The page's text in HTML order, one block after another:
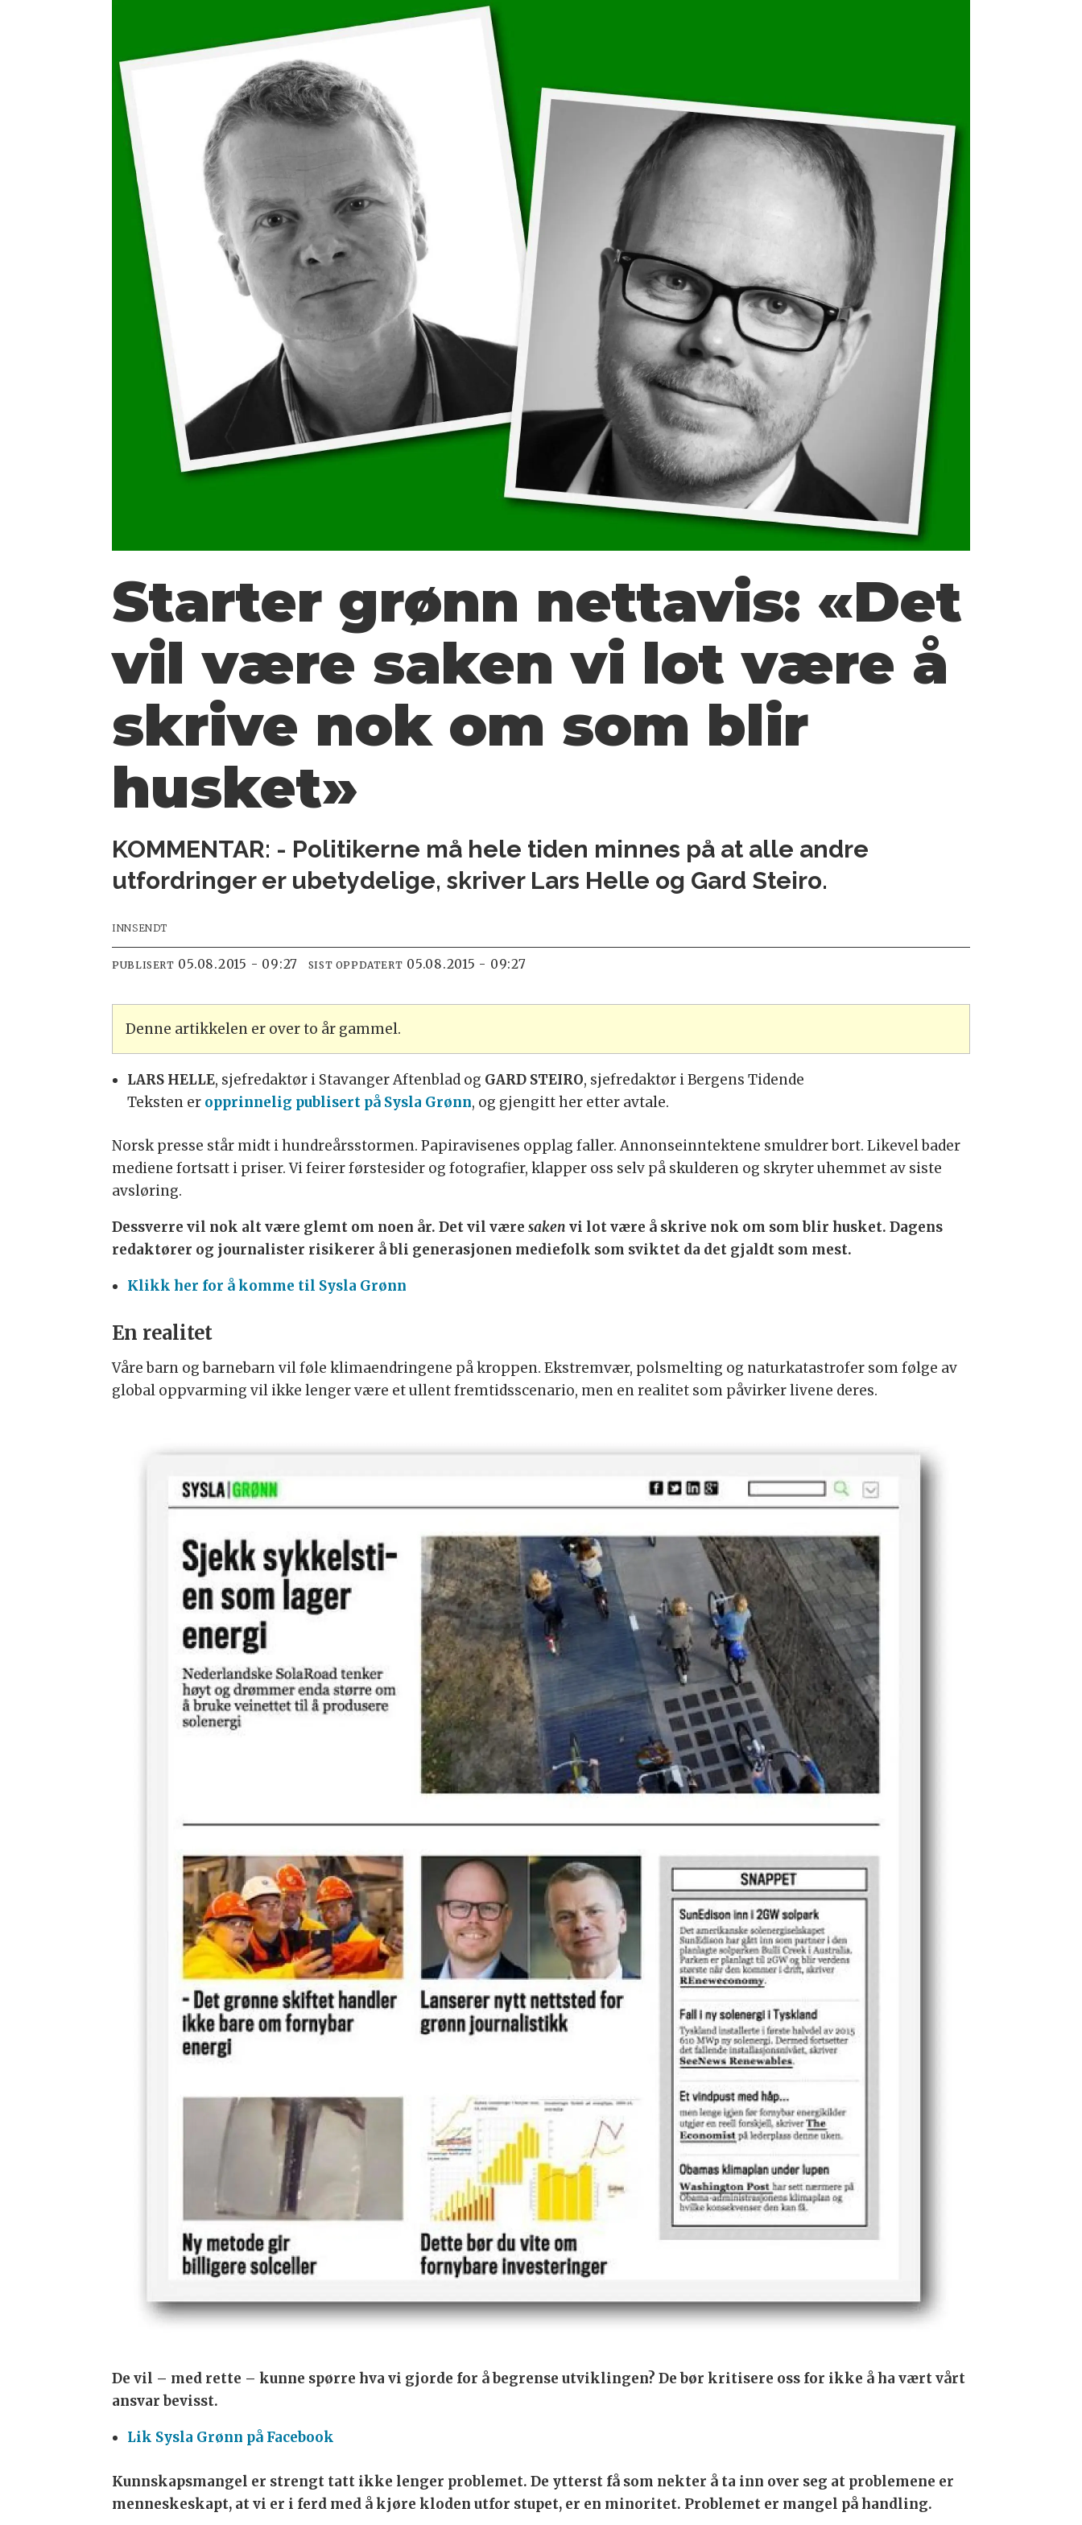
Starter grønn nettavis: «Det
vil være saken vi lot være å
skrive nok om som blir
husket»
KOMMENTAR: - Politikerne må hele tiden minnes på at alle andre
utfordringer er ubetydelige, skriver Lars Helle og Gard Steiro.
INNSENDT
PUBLISERT 05.08.2015 - 09:27 SIST OPPDATERT 05.08.2015 - 09:27
Denne artikkelen er over to år gammel.
LARS HELLE, sjefredaktør i Stavanger Aftenblad og GARD STEIRO, sjefredaktør i Bergens Tidende
Teksten er opprinnelig publisert på Sysla Grønn, og gjengitt her etter avtale.
Norsk presse står midt i hundreårsstormen. Papiravisenes opplag faller. Annonseinntektene smuldrer bort. Likevel bader
mediene fortsatt i priser. Vi feirer førstesider og fotografier, klapper oss selv på skulderen og skryter uhemmet av siste
avsløring.
Dessverre vil nok alt være glemt om noen år. Det vil væresaken vi lot være å skrive nok om som blir husket. Dagens
redaktører og journalister risikerer å bli generasjonen mediefolk som sviktet da det gjaldt som mest.
Klikk her for å komme til Sysla Grønn
En realitet
Våre barn og barnebarn vil føle klimaendringene på kroppen. Ekstremvær, polsmelting og naturkatastrofer som følge av
global oppvarming vil ikke lenger være et ullent fremtidsscenario, men en realitet som påvirker livene deres.
De vil – med rette – kunne spørre hva vi gjorde for å begrense utviklingen? De bør kritisere oss for ikke å ha vært vårt
ansvar bevisst.
Lik Sysla Grønn på Facebook
Kunnskapsmangel er strengt tatt ikke lenger problemet. De ytterst få som nekter å ta inn over seg at problemene er
menneskeskapt, at vi er i ferd med å kjøre kloden utfor stupet, er en minoritet. Problemet er mangel på handling.